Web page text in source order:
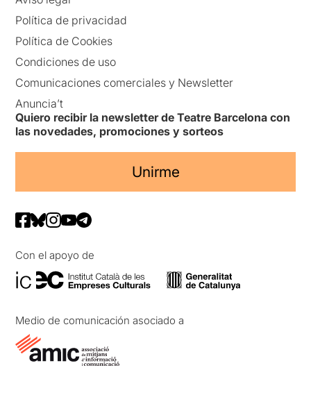
Política de privacidad
Política de Cookies
Condiciones de uso
Comunicaciones comerciales y Newsletter
Anuncia’t
Quiero recibir la newsletter de Teatre Barcelona con
las novedades, promociones y sorteos
Unirme
Con el apoyo de
Medio de comunicación asociado a